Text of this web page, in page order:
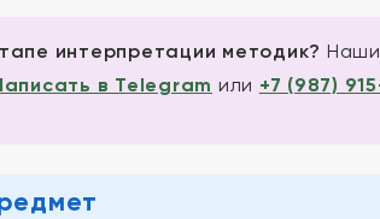
интерпретации методик? Наши
в Telegram или +7 (987)